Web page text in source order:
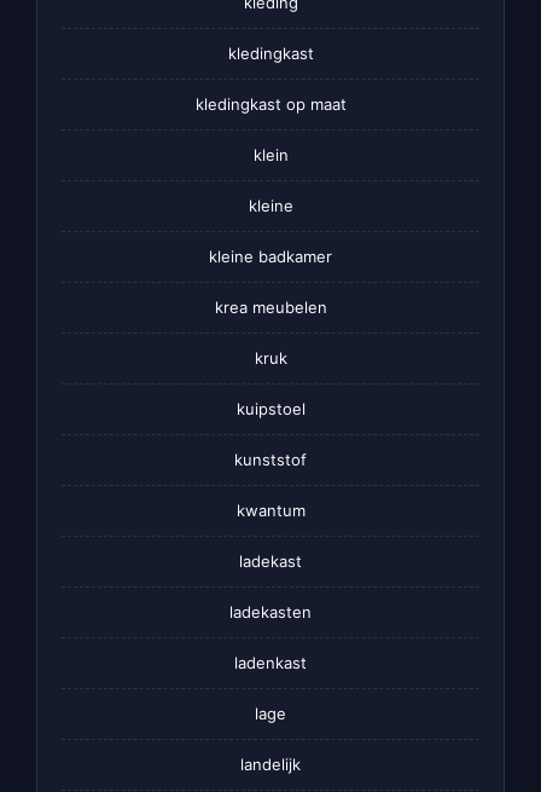
kledingkast
kledingkast op maat
klein
kleine
kleine badkamer
krea meubelen
kruk
kuipstoel
kunststof
kwantum
ladekast
ladekasten
ladenkast
lage
landelijk